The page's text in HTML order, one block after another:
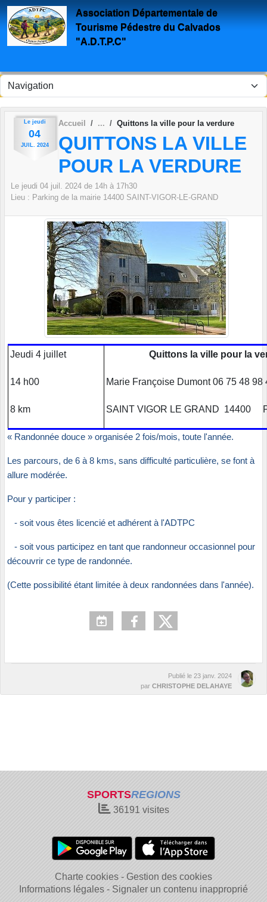
Association Départementale de
Tourisme Pédestre du Calvados
"A.D.T.P.C"
Le jeudi
04
JUIL. 2024
Accueil Quittons la ville pour la verdure
QUITTONS LA VILLE
POUR LA VERDURE
Le jeudi 04 juil. 2024 de 14h à 17h30
Lieu : Parking de la mairie 14400 SAINT-VIGOR-LE-GRAND
Jeudi 4 juillet Quittons la ville pour la
14 h00 Marie Françoise Dumont 06 75 48
8 km SAINT VIGOR LE GRAND 14400
« Randonnée douce » organisée 2 fois/mois, toute l'année.
Les parcours, de 6 à 8 kms, sans difficulté particulière, se font à
allure modérée.
Pour y participer :
- soit vous êtes licencié et adhérent à l'ADTPC
- soit vous participez en tant que randonneur occasionnel pour
découvrir ce type de randonnée.
(Cette possibilité étant limitée à deux randonnées dans l'année).
Publié le 23 janv. 2024
par CHRISTOPHE DELAHAYE
SPORTSREGIONS
36191 visites
Charte cookies
Gestion des cookies
Informations légales
Signaler un contenu inapproprié
Panneau de gestion des cookies